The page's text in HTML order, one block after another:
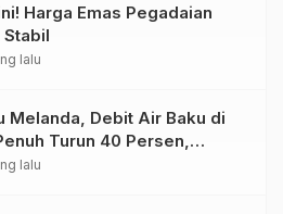
Harga Emas Pegadaian
Stabil
lalu
Melanda, Debit Air Baku di
Turun 40 Persen,
Pelanggan Dibatasi
lalu